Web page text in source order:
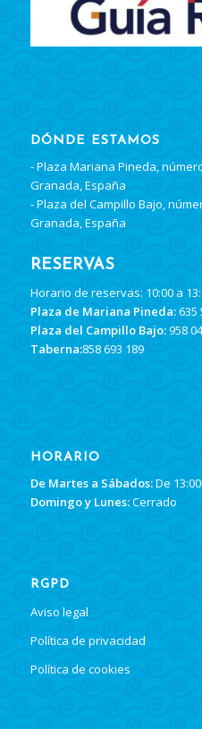
DÓNDE ESTAMOS
- Plaza Mariana Pineda,
Granada, España
- Plaza del Campillo Bajo,
Granada, España
RESERVAS
Horario de reservas: 10:00 a
Plaza de Mariana Pineda:635
Plaza del Campillo Bajo:958
Taberna:858 693 189
HORARIO
De Martes a Sábados:De
Domingo y Lunes:Cerrado
RGPD
Aviso legal
Política de privacidad
Política de cookies